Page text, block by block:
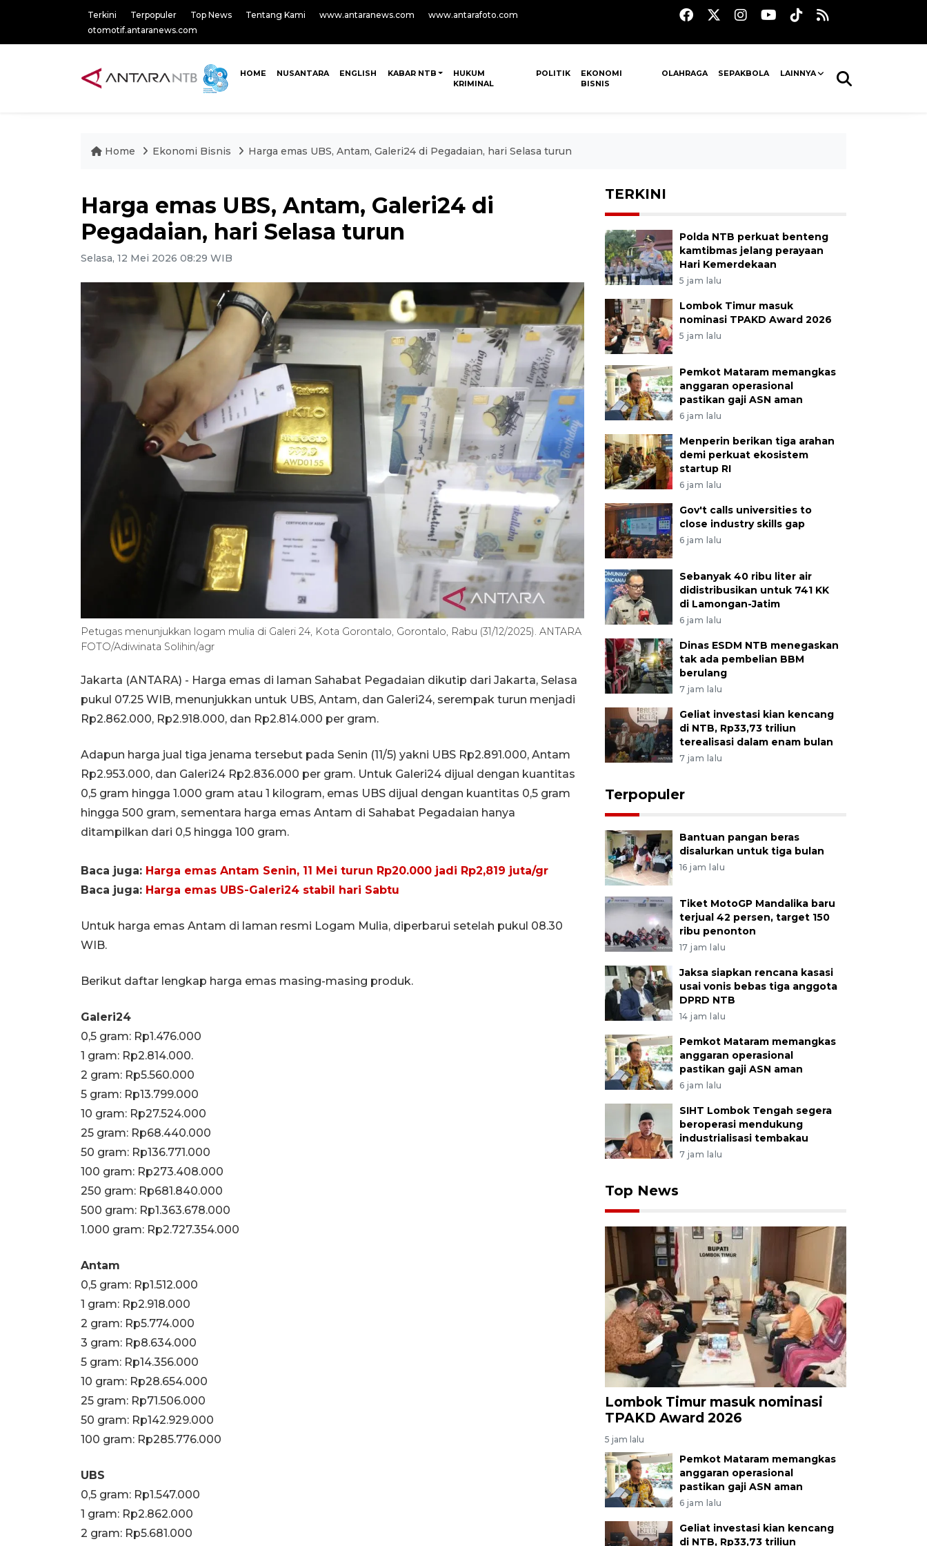
Terkini Terpopuler Top News Tentang Kami www.antaranews.com
www.antarafoto.com
otomotif.antaranews.com
HOME NUSANTARA ENGLISH KABAR NTB
HUKUM
KRIMINAL
POLITIK
EKONOMI
BISNIS
OLAHRAGA SEPAKBOLA LAINNYA
Home Ekonomi Bisnis Harga emas UBS, Antam, Galeri24 di Pegadaian, hari Selasa turun
Harga emas UBS, Antam, Galeri24 di
Pegadaian, hari Selasa turun
Selasa, 12 Mei 2026 08:29 WIB
Petugas menunjukkan logam mulia di Galeri 24, Kota Gorontalo, Gorontalo, Rabu (31/12/2025). ANTARA
FOTO/Adiwinata Solihin/agr
Jakarta (ANTARA) - Harga emas di laman Sahabat Pegadaian dikutip dari Jakarta, Selasa
pukul 07.25 WIB, menunjukkan untuk UBS, Antam, dan Galeri24, serempak turun menjadi
Rp2.862.000, Rp2.918.000, dan Rp2.814.000 per gram.
Adapun harga jual tiga jenama tersebut pada Senin (11/5) yakni UBS Rp2.891.000, Antam
Rp2.953.000, dan Galeri24 Rp2.836.000 per gram. Untuk Galeri24 dijual dengan kuantitas
0,5 gram hingga 1.000 gram atau 1 kilogram, emas UBS dijual dengan kuantitas 0,5 gram
hingga 500 gram, sementara harga emas Antam di Sahabat Pegadaian hanya
ditampilkan dari 0,5 hingga 100 gram.
Baca juga: Harga emas Antam Senin, 11 Mei turun Rp20.000 jadi Rp2,819 juta/gr
Baca juga: Harga emas UBS-Galeri24 stabil hari Sabtu
Untuk harga emas Antam di laman resmi Logam Mulia, diperbarui setelah pukul 08.30
WIB.
Berikut daftar lengkap harga emas masing-masing produk.
Galeri24
0,5 gram: Rp1.476.000
1 gram: Rp2.814.000.
‎2 gram: Rp5.560.000
‎5 gram: Rp13.799.000
‎10 gram: Rp27.524.000
‎25 gram: Rp68.440.000
‎50 gram: Rp136.771.000
‎100 gram: Rp273.408.000
‎250 gram: Rp681.840.000
‎500 gram: Rp1.363.678.000
‎1.000 gram: Rp2.727.354.000
Antam
0,5 gram: Rp1.512.000
‎1 gram: Rp2.918.000
‎2 gram: Rp5.774.000
3 gram: Rp8.634.000
‎5 gram: Rp14.356.000
10 gram: Rp28.654.000
‎25 gram: Rp71.506.000
‎50 gram: Rp142.929.000
‎100 gram: Rp285.776.000
UBS
0,5 gram: Rp1.547.000
‎1 gram: Rp2.862.000
‎2 gram: Rp5.681.000
TERKINI
Polda NTB perkuat benteng
kamtibmas jelang perayaan
Hari Kemerdekaan
5 jam lalu
Lombok Timur masuk
nominasi TPAKD Award 2026
5 jam lalu
Pemkot Mataram memangkas
anggaran operasional
pastikan gaji ASN aman
6 jam lalu
Menperin berikan tiga arahan
demi perkuat ekosistem
startup RI
6 jam lalu
Gov't calls universities to
close industry skills gap
6 jam lalu
Sebanyak 40 ribu liter air
didistribusikan untuk 741 KK
di Lamongan-Jatim
6 jam lalu
Dinas ESDM NTB menegaskan
tak ada pembelian BBM
berulang
7 jam lalu
Geliat investasi kian kencang
di NTB, Rp33,73 triliun
terealisasi dalam enam bulan
7 jam lalu
Terpopuler
Bantuan pangan beras
disalurkan untuk tiga bulan
16 jam lalu
Tiket MotoGP Mandalika baru
terjual 42 persen, target 150
ribu penonton
17 jam lalu
Jaksa siapkan rencana kasasi
usai vonis bebas tiga anggota
DPRD NTB
14 jam lalu
Pemkot Mataram memangkas
anggaran operasional
pastikan gaji ASN aman
6 jam lalu
SIHT Lombok Tengah segera
beroperasi mendukung
industrialisasi tembakau
7 jam lalu
Top News
Lombok Timur masuk nominasi
TPAKD Award 2026
5 jam lalu
Pemkot Mataram memangkas
anggaran operasional
pastikan gaji ASN aman
6 jam lalu
Geliat investasi kian kencang
di NTB, Rp33,73 triliun